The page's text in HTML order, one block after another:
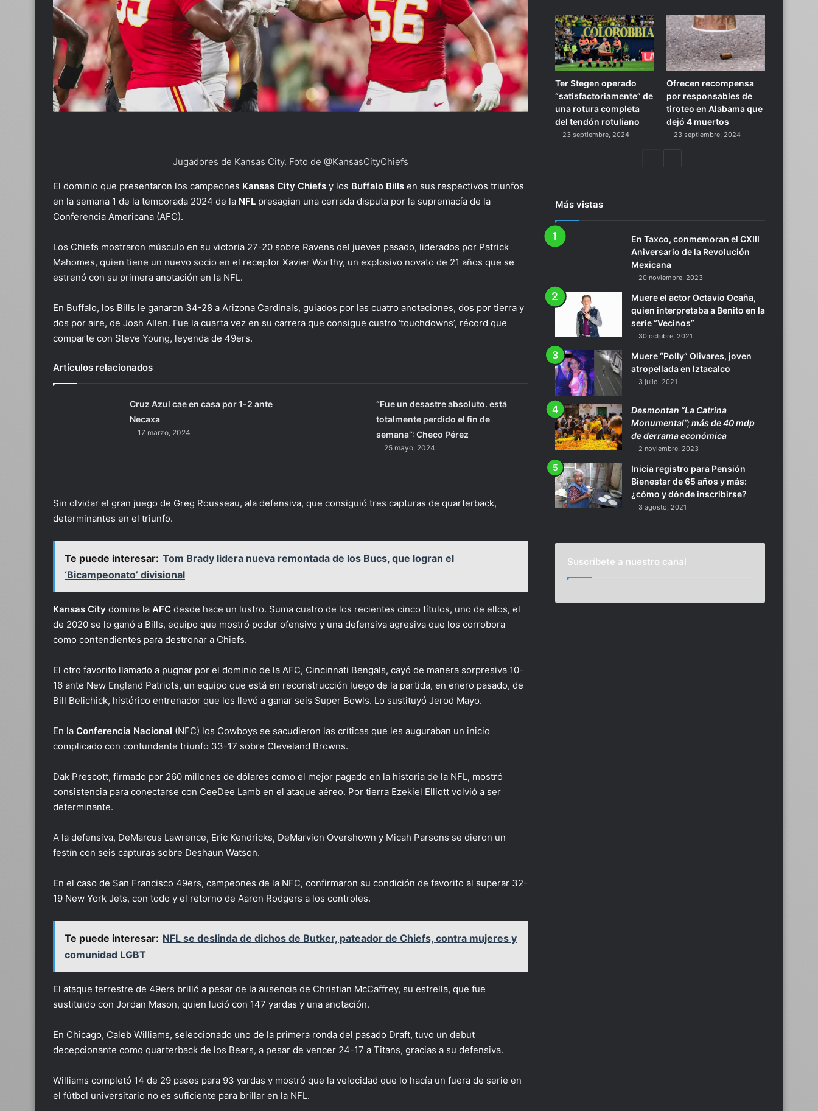
Jugadores de Kansas City. Foto de @KansasCityChiefs
El dominio que presentaron los campeones Kansas City Chiefs y los Buffalo Bills en sus respectivos triunfos
en la semana 1 de la temporada 2024 de la NFL presagian una cerrada disputa por la supremacía de la
Conferencia Americana (AFC).
Los Chiefs mostraron músculo en su victoria 27-20 sobre Ravens del jueves pasado, liderados por Patrick
Mahomes, quien tiene un nuevo socio en el receptor Xavier Worthy, un explosivo novato de 21 años que se
estrenó con su primera anotación en la NFL.
En Buffalo, los Bills le ganaron 34-28 a Arizona Cardinals, guiados por las cuatro anotaciones, dos por tierra y
dos por aire, de Josh Allen. Fue la cuarta vez en su carrera que consigue cuatro ‘touchdowns’, récord que
comparte con Steve Young, leyenda de 49ers.
Artículos relacionados
Cruz Azul cae en casa por 1-2 ante
Necaxa
17 marzo, 2024
“Fue un desastre absoluto. está
totalmente perdido el fin de
semana”: Checo Pérez
25 mayo, 2024
Sin olvidar el gran juego de Greg Rousseau, ala defensiva, que consiguió tres capturas de quarterback,
determinantes en el triunfo.
Te puede interesar: Tom Brady lidera nueva remontada de los Bucs, que logran el
‘Bicampeonato’ divisional
Kansas City domina la AFC desde hace un lustro. Suma cuatro de los recientes cinco títulos, uno de ellos, el
de 2020 se lo ganó a Bills, equipo que mostró poder ofensivo y una defensiva agresiva que los corrobora
como contendientes para destronar a Chiefs.
El otro favorito llamado a pugnar por el dominio de la AFC, Cincinnati Bengals, cayó de manera sorpresiva 10-
16 ante New England Patriots, un equipo que está en reconstrucción luego de la partida, en enero pasado, de
Bill Belichick, histórico entrenador que los llevó a ganar seis Super Bowls. Lo sustituyó Jerod Mayo.
En la Conferencia Nacional (NFC) los Cowboys se sacudieron las críticas que les auguraban un inicio
complicado con contundente triunfo 33-17 sobre Cleveland Browns.
Dak Prescott, firmado por 260 millones de dólares como el mejor pagado en la historia de la NFL, mostró
consistencia para conectarse con CeeDee Lamb en el ataque aéreo. Por tierra Ezekiel Elliott volvió a ser
determinante.
A la defensiva, DeMarcus Lawrence, Eric Kendricks, DeMarvion Overshown y Micah Parsons se dieron un
festín con seis capturas sobre Deshaun Watson.
En el caso de San Francisco 49ers, campeones de la NFC, confirmaron su condición de favorito al superar 32-
19 New York Jets, con todo y el retorno de Aaron Rodgers a los controles.
Te puede interesar: NFL se deslinda de dichos de Butker, pateador de Chiefs, contra mujeres y
comunidad LGBT
El ataque terrestre de 49ers brilló a pesar de la ausencia de Christian McCaffrey, su estrella, que fue
sustituido con Jordan Mason, quien lució con 147 yardas y una anotación.
En Chicago, Caleb Williams, seleccionado uno de la primera ronda del pasado Draft, tuvo un debut
decepcionante como quarterback de los Bears, a pesar de vencer 24-17 a Titans, gracias a su defensiva.
Williams completó 14 de 29 pases para 93 yardas y mostró que la velocidad que lo hacía un fuera de serie en
el fútbol universitario no es suficiente para brillar en la NFL.
Ter Stegen operado
“satisfactoriamente” de
una rotura completa
del tendón rotuliano
23 septiembre, 2024
Ofrecen recompensa
por responsables de
tiroteo en Alabama que
dejó 4 muertos
23 septiembre, 2024
Más vistas
En Taxco, conmemoran el CXIII
Aniversario de la Revolución
Mexicana
20 noviembre, 2023
Muere el actor Octavio Ocaña,
quien interpretaba a Benito en la
serie “Vecinos”
30 octubre, 2021
Muere “Polly” Olivares, joven
atropellada en Iztacalco
3 julio, 2021
Desmontan “La Catrina
Monumental”; más de 40 mdp
de derrama económica
2 noviembre, 2023
Inicia registro para Pensión
Bienestar de 65 años y más:
¿cómo y dónde inscribirse?
3 agosto, 2021
Suscríbete a nuestro canal